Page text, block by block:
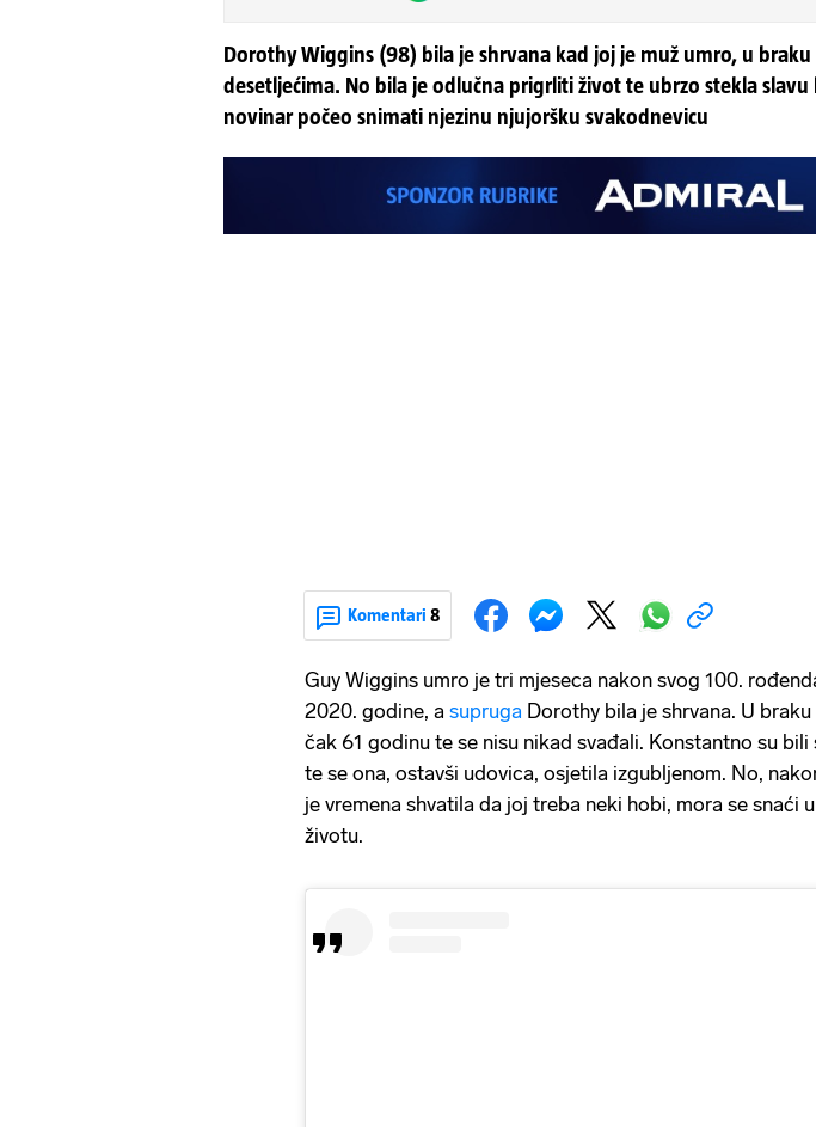
Dorothy Wiggins (98) bila je shrvana kad joj je muž umro, u braku
desetljećima. No bila je odlučna prigrliti život te ubrzo stekla
novinar počeo snimati njezinu njujoršku svakodnevicu
Komentari 8
Guy Wiggins umro je tri mjeseca nakon svog 100.
2020. godine, a supruga Dorothy bila je shrvana. U braku
čak 61 godinu te se nisu nikad svađali. Konstantno su bili
te se ona, ostavši udovica, osjetila izgubljenom. No,
je vremena shvatila da joj treba neki hobi, mora se snaći
životu.